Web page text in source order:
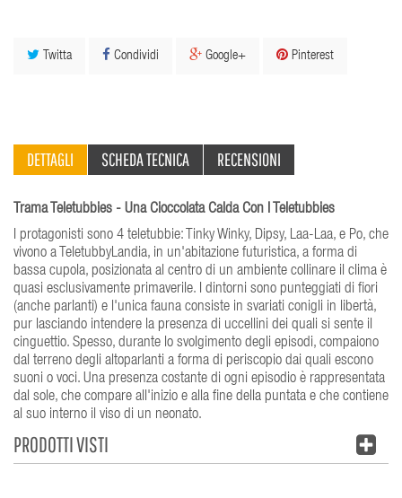
Twitta Condividi Google+ Pinterest
DETTAGLI SCHEDA TECNICA RECENSIONI
Trama Teletubbies - Una Cioccolata Calda Con I Teletubbies
I protagonisti sono 4 teletubbie: Tinky Winky, Dipsy, Laa-Laa, e Po, che
vivono a TeletubbyLandia, in un'abitazione futuristica, a forma di
bassa cupola, posizionata al centro di un ambiente collinare il clima è
quasi esclusivamente primaverile. I dintorni sono punteggiati di fiori
(anche parlanti) e l'unica fauna consiste in svariati conigli in libertà,
pur lasciando intendere la presenza di uccellini dei quali si sente il
cinguettio. Spesso, durante lo svolgimento degli episodi, compaiono
dal terreno degli altoparlanti a forma di periscopio dai quali escono
suoni o voci. Una presenza costante di ogni episodio è rappresentata
dal sole, che compare all'inizio e alla fine della puntata e che contiene
al suo interno il viso di un neonato.
PRODOTTI VISTI